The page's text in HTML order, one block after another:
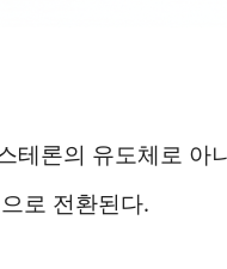
테론의 유도체로
로 전환된다.